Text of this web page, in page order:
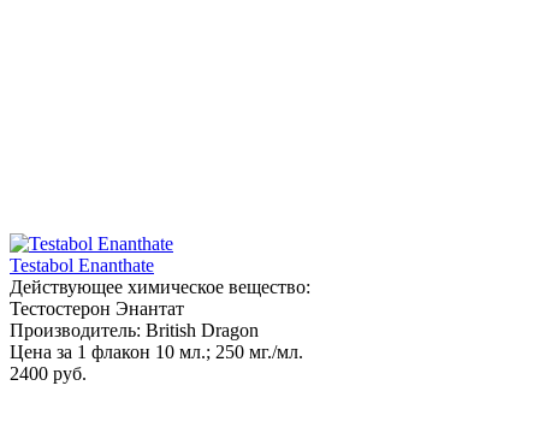
Testabol Enanthate
Действующее химическое вещество:
Тестостерон Энантат
Производитель: British Dragon
Цена за 1 флакон 10 мл.; 250 мг./мл.
2400 руб.